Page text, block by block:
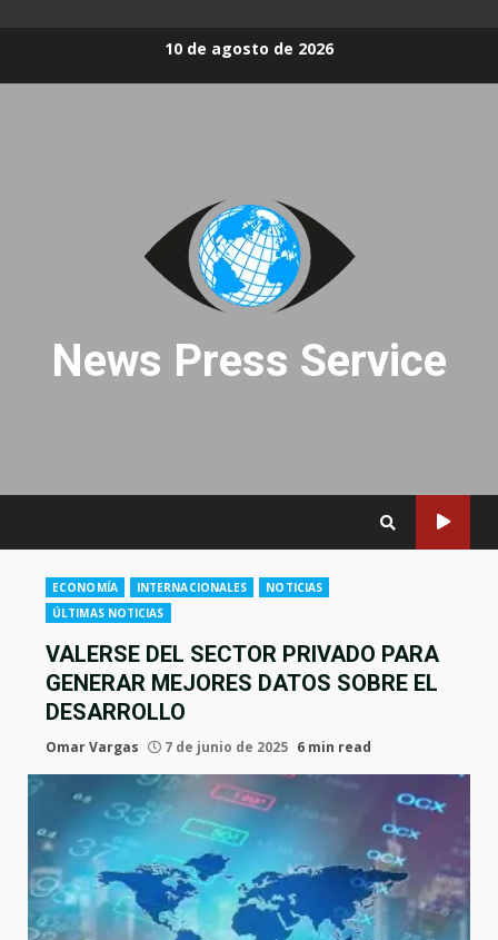
10 de agosto de 2026
News Press Service
ECONOMÍA INTERNACIONALES
NOTICIAS
ÚLTIMAS NOTICIAS
VALERSE DEL SECTOR PRIVADO PARA
GENERAR MEJORES DATOS SOBRE EL
DESARROLLO
Omar Vargas 7 de junio de 2025 6 min read